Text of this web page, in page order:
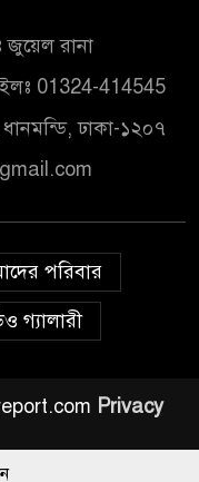
রানা
01324-414545
ঢাকা-১২০৭
পরিবার
গ্যালারী
Privacy